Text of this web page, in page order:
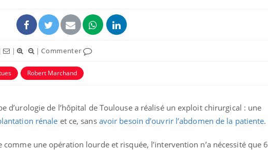
| | |Commenter
Robert Marchand
d’urologie de l’hôpital de Toulouse a réalisé un exploit chirurgical : une
rénale et ce, sans avoir besoin d’ouvrir l’abdomen de la patiente.
comme une opération lourde et risquée, l’intervention n’a nécessité que 6